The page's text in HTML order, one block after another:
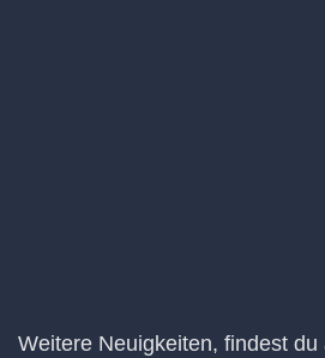
Weitere Neuigkeiten, findest du